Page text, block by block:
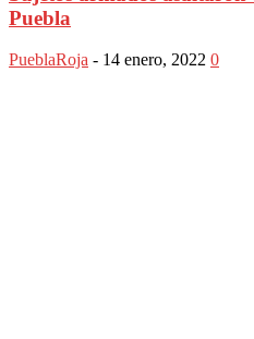
Puebla
PueblaRoja - 14 enero, 2022 0